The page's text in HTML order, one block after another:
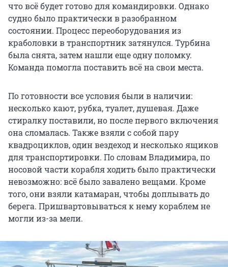
что всё будет готово для командировки. Однако
судно было практически в разобранном
состоянии. Процесс переоборудования из
краболовки в транспортник затянулся. Турбина
была снята, затем нашли еще одну поломку.
Команда помогла поставить всё на свои места.
По готовности все условия были в наличии:
несколько кают, рубка, туалет, душевая. Даже
стиралку поставили, но после первого включения
она сломалась. Также взяли с собой пару
квадроциклов, один вездеход и несколько ящиков
для транспортировки. По словам Владимира, по
носовой части корабля ходить было практически
невозможно: всё было завалено вещами. Кроме
того, они взяли катамаран, чтобы доплывать до
берега. Пришвартовываться к нему кораблем не
могли из-за мели.